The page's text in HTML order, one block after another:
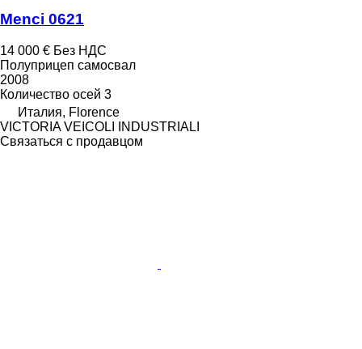
Menci 0621
14 000 € Без НДС
Полуприцеп самосвал
2008
Количество осей 3
Италия, Florence
VICTORIA VEICOLI INDUSTRIALI
Связаться с продавцом